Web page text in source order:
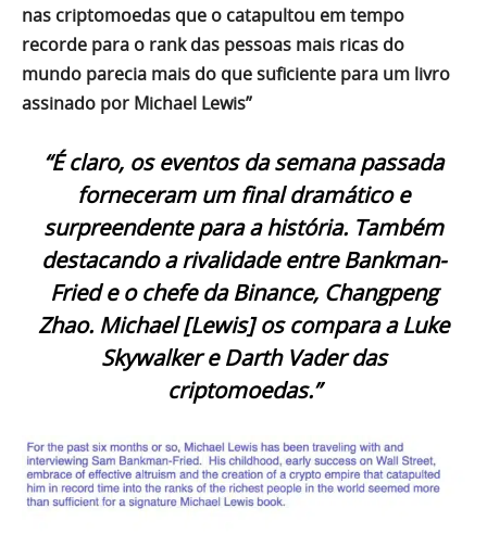
nas criptomoedas que o catapultou em tempo
recorde para o rank das pessoas mais ricas do
mundo parecia mais do que suficiente para um livro
assinado por Michael Lewis”
“É claro, os eventos da semana passada
forneceram um final dramático e
surpreendente para a história. Também
destacando a rivalidade entre Bankman-
Fried e o chefe da Binance, Changpeng
Zhao. Michael [Lewis] os compara a Luke
Skywalker e Darth Vader das
criptomoedas.”